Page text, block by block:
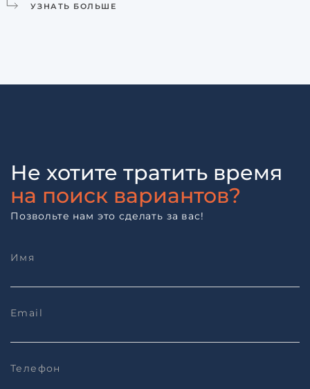
УЗНАТЬ БОЛЬШЕ
Не хотите тратить время
на поиск вариантов?
Позвольте нам это сделать за вас!